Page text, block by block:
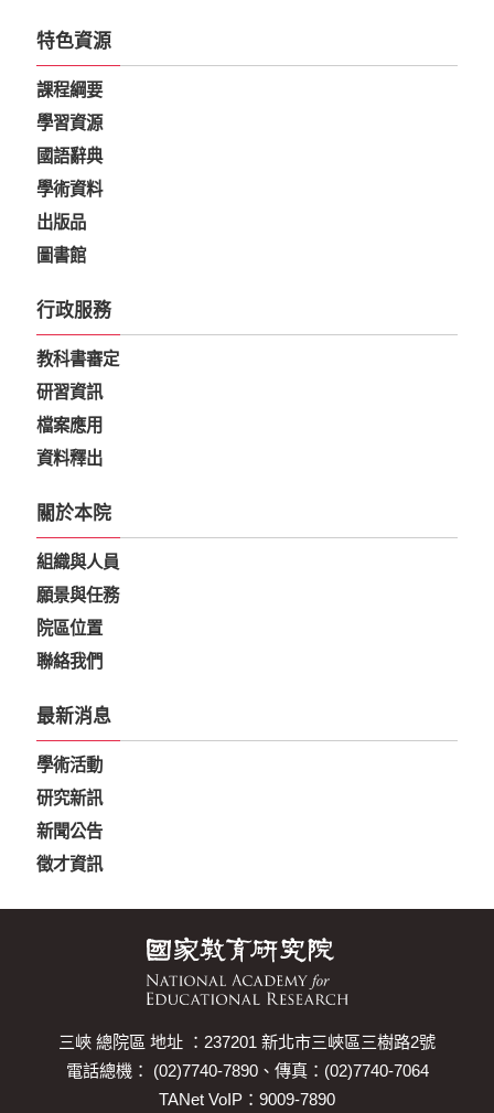
特色資源
課程綱要
學習資源
國語辭典
學術資料
出版品
圖書館
行政服務
教科書審定
研習資訊
檔案應用
資料釋出
關於本院
組織與人員
願景與任務
院區位置
聯絡我們
最新消息
學術活動
研究新訊
新聞公告
徵才資訊
三峽 總院區 地址 ：237201 新北市三峽區三樹路2號
電話總機： (02)7740-7890、傳真：(02)7740-7064
TANet VoIP：9009-7890